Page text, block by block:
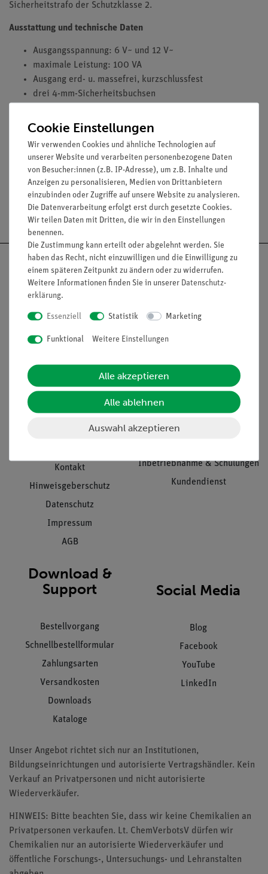
Sicherheitstrafo der Schutzklasse 2.
Ausstattung und technische Daten
Ausgangsspannung: 6 V~ und 12 V~
maximale Leistung: 100 VA
Ausgang erd- u. massefrei, kurzschlussfest
drei 4-mm-Sicherheitsbuchsen
Anschlussspannung: 230 V~ / 50/60 Hz
Maße (mm): 128 x 85 x 90
Gewicht: 1,1 kg
Versandkostenfrei ab 300,- €
Unternehmen
Projekte und Lösungen
Kontakt
Hinweisgeberschutz
Datenschutz
Impressum
AGB
Übersicht Service
Beratung & Showroom
Inventarisierungs- &
Inbetriebnahme & Schulungen
Kundendienst
Download &
Support
Bestellvorgang
Schnellbestellformular
Zahlungsarten
Versandkosten
Downloads
Kataloge
Social Media
Blog
Facebook
YouTube
LinkedIn
Unser Angebot richtet sich nur an Institutionen,
Bildungseinrichtungen und autorisierte Vertragshändler. Kein
Verkauf an Privatpersonen und nicht autorisierte
Wiederverkäufer.
HINWEIS: Bitte beachten Sie, dass wir keine Chemikalien an
Privatpersonen verkaufen. Lt. ChemVerbotsV dürfen wir
Chemikalien nur an autorisierte Wiederverkäufer und
öffentliche Forschungs-, Untersuchungs- und Lehranstalten
Cookie Einstellungen
Wir verwenden Cookies und ähnliche Technologien auf
unserer Website und verarbeiten personenbezogene Daten
von Besucher:innen (z.B. IP-Adresse), um z.B. Inhalte und
Anzeigen zu personalisieren, Medien von Drittanbietern
einzubinden oder Zugriffe auf unsere Website zu analysieren.
Die Datenverarbeitung erfolgt erst durch gesetzte Cookies.
Wir teilen Daten mit Dritten, die wir in den Einstellungen
benennen.
Die Zustimmung kann erteilt oder abgelehnt werden. Sie
haben das Recht, nicht einzuwilligen und die Einwilligung zu
einem späteren Zeitpunkt zu ändern oder zu widerrufen.
Weitere Informationen finden Sie in unserer Daten­schutz­
erklärung.
Essenziell Statistik Marketing
Funktional Weitere Einstellungen
Alle akzeptieren
Alle ablehnen
Auswahl akzeptieren